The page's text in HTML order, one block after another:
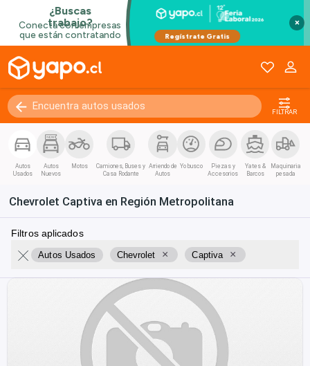
×
FILTRAR
Autos
Usados
Autos
Nuevos
Motos
Camiones, Buses y
Casa Rodante
Arriendo de
Autos
Yo busco
Piezas y
Accesorios
Yates &
Barcos
Maquinaria
pesada
Chevrolet Captiva en Región Metropolitana
Filtros aplicados
Autos Usados Chevrolet × Captiva ×